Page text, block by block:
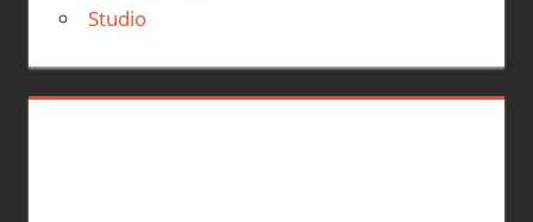
Studio